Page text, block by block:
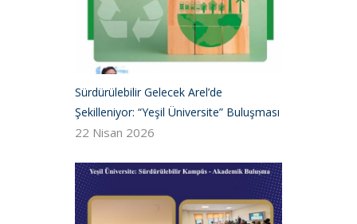
Sürdürülebilir Gelecek Arel’de
Şekilleniyor: “Yeşil Üniversite” Buluşması
22 Nisan 2026